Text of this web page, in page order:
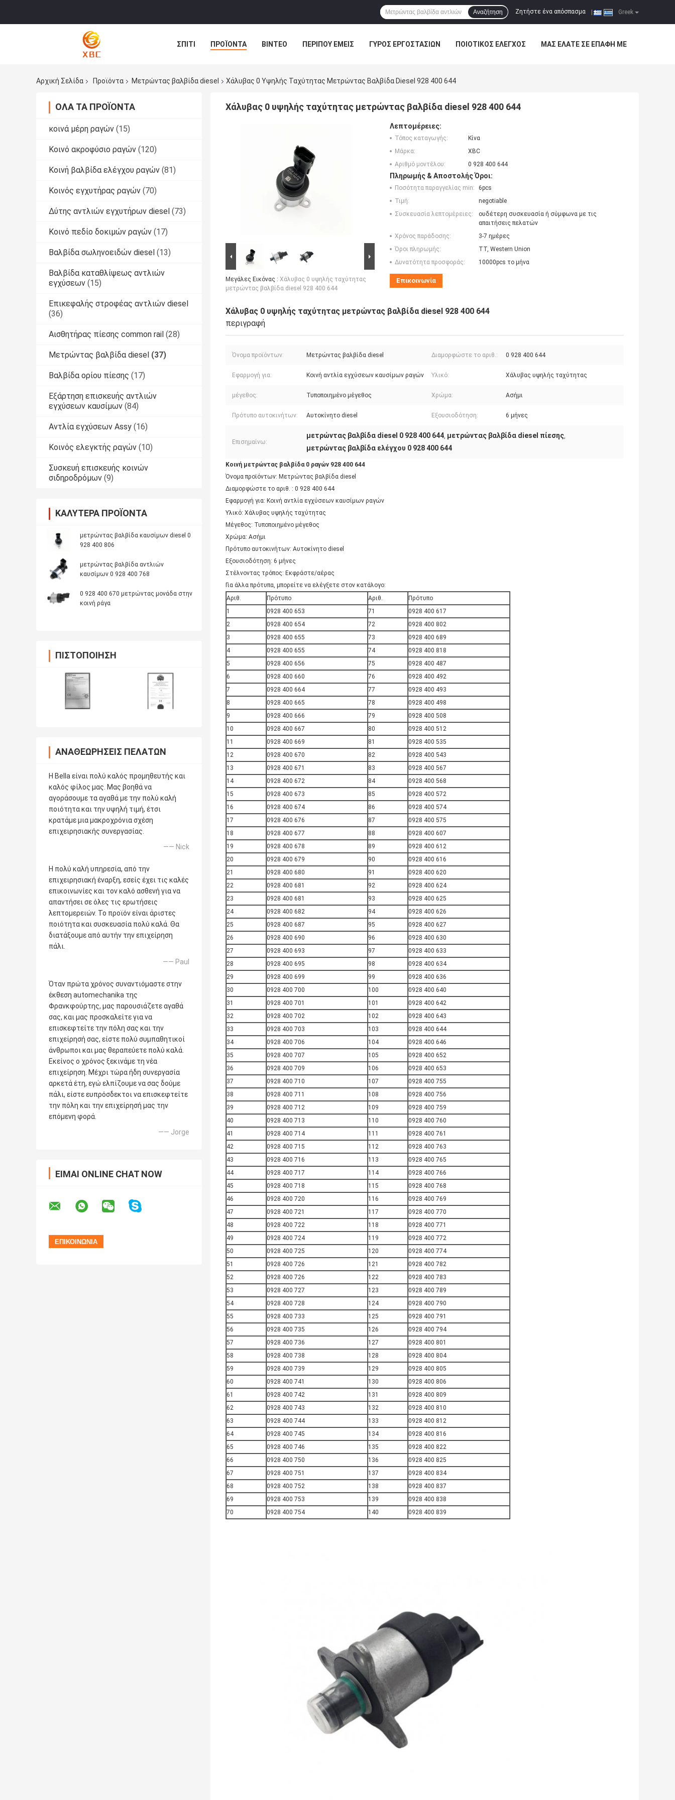
Greek
Ζητήστε ένα απόσπασμα
Αναζήτηση
ΣΠΊΤΙ ΠΡΟΪΌΝΤΑ ΒΊΝΤΕΟ ΠΕΡΊΠΟΥ ΕΜΕΊΣ ΓΎΡΟΣ ΕΡΓΟΣΤΑΣΊΩΝ ΠΟΙΟΤΙΚΌΣ ΈΛΕΓΧΟΣ ΜΑΣ ΕΛΆΤΕ ΣΕ ΕΠΑΦΉ ΜΕ
Αρχική Σελίδα
Προϊόντα Μετρώντας βαλβίδα diesel Χάλυβας 0 Υψηλής Ταχύτητας Μετρώντας Βαλβίδα Diesel 928 400 644
ΌΛΑ ΤΑ ΠΡΟΪΌΝΤΑ
κοινά μέρη ραγών (15)
Κοινό ακροφύσιο ραγών (120)
Κοινή βαλβίδα ελέγχου ραγών (81)
Κοινός εγχυτήρας ραγών (70)
Δύτης αντλιών εγχυτήρων diesel (73)
Κοινό πεδίο δοκιμών ραγών (17)
Βαλβίδα σωληνοειδών diesel (13)
Βαλβίδα καταθλίψεως αντλιών
εγχύσεων (15)
Επικεφαλής στροφέας αντλιών diesel
(36)
Αισθητήρας πίεσης common rail (28)
Μετρώντας βαλβίδα diesel (37)
Βαλβίδα ορίου πίεσης (17)
Εξάρτηση επισκευής αντλιών
εγχύσεων καυσίμων (84)
Αντλία εγχύσεων Assy (16)
Κοινός ελεγκτής ραγών (10)
Συσκευή επισκευής κοινών
σιδηροδρόμων (9)
ΚΑΛΎΤΕΡΑ ΠΡΟΪΌΝΤΑ
μετρώντας βαλβίδα καυσίμων diesel 0
928 400 806
μετρώντας βαλβίδα αντλιών
καυσίμων 0 928 400 768
0 928 400 670 μετρώντας μονάδα στην
κοινή ράγα
ΠΙΣΤΟΠΟΊΗΣΗ
ΑΝΑΘΕΩΡΉΣΕΙΣ ΠΕΛΑΤΏΝ
Η Bella είναι πολύ καλός προμηθευτής και
καλός φίλος μας. Μας βοηθά να
αγοράσουμε τα αγαθά με την πολύ καλή
ποιότητα και την υψηλή τιμή, έτσι
κρατάμε μια μακροχρόνια σχέση
επιχειρησιακής συνεργασίας.
—— Nick
Η πολύ καλή υπηρεσία, από την
επιχειρησιακή έναρξη, εσείς έχει τις καλές
επικοινωνίες και τον καλό ασθενή για να
απαντήσει σε όλες τις ερωτήσεις
λεπτομερειών. Το προϊόν είναι άριστες
ποιότητα και συσκευασία πολύ καλά. Θα
διατάξουμε από αυτήν την επιχείρηση
πάλι.
—— Paul
Όταν πρώτα χρόνος συναντιόμαστε στην
έκθεση automechanika της
Φρανκφούρτης, μας παρουσιάζετε αγαθά
σας, και μας προσκαλείτε για να
επισκεφτείτε την πόλη σας και την
επιχείρησή σας, είστε πολύ συμπαθητικοί
άνθρωποι και μας θεραπεύετε πολύ καλά.
Εκείνος ο χρόνος ξεκινάμε τη νέα
επιχείρηση. Μέχρι τώρα ήδη συνεργασία
αρκετά έτη, εγώ ελπίζουμε να σας δούμε
πάλι, είστε ευπρόσδεκτοι να επισκεφτείτε
την πόλη και την επιχείρησή μας την
επόμενη φορά.
—— Jorge
ΕΊΜΑΙ ONLINE CHAT NOW
Χάλυβας 0 υψηλής ταχύτητας μετρώντας βαλβίδα diesel 928 400 644
Μεγάλες Εικόνας : Χάλυβας 0 υψηλής ταχύτητας
μετρώντας βαλβίδα diesel 928 400 644
Λεπτομέρειες:
Τόπος καταγωγής:
Κίνα
Μάρκα:
XBC
Αριθμό μοντέλου:
0 928 400 644
Πληρωμής & Αποστολής Όροι:
Ποσότητα παραγγελίας min:
6pcs
Τιμή:
negotiable
Συσκευασία λεπτομέρειες:
ουδέτερη συσκευασία ή σύμφωνα με τις
απαιτήσεις πελατών
Χρόνος παράδοσης:
3-7 ημέρες
Όροι πληρωμής:
TT, Western Union
Δυνατότητα προσφοράς:
10000pcs το μήνα
Επικοινωνία
Χάλυβας 0 υψηλής ταχύτητας μετρώντας βαλβίδα diesel 928 400 644
περιγραφή
Όνομα προϊόντων: Μετρώντας βαλβίδα diesel Διαμορφώστε το αριθ.: 0 928 400 644
Εφαρμογή για: Κοινή αντλία εγχύσεων καυσίμων ραγών Υλικό: Χάλυβας υψηλής ταχύτητας
μέγεθος: Τυποποιημένο μέγεθος Χρώμα: Ασήμι
Πρότυπο αυτοκινήτων: Αυτοκίνητο diesel Εξουσιοδότηση: 6 μήνες
Επισημαίνω:
μετρώντας βαλβίδα diesel 0 928 400 644, μετρώντας βαλβίδα diesel πίεσης,
μετρώντας βαλβίδα ελέγχου 0 928 400 644
Κοινή μετρώντας βαλβίδα 0 ραγών 928 400 644
Όνομα προϊόντων: Μετρώντας βαλβίδα diesel
Διαμορφώστε το αριθ. : 0 928 400 644
Εφαρμογή για: Κοινή αντλία εγχύσεων καυσίμων ραγών
Υλικό: Χάλυβας υψηλής ταχύτητας
Μέγεθος: Τυποποιημένο μέγεθος
Χρώμα: Ασήμι
Πρότυπο αυτοκινήτων: Αυτοκίνητο diesel
Εξουσιοδότηση: 6 μήνες
Στέλνοντας τρόπος: Εκφράστε/αέρας
Για άλλα πρότυπα, μπορείτε να ελέγξετε στον κατάλογο:
Αριθ.
Πρότυπο Αριθ.
Πρότυπο
1
0928 400 653 71
0928 400 617
2
0928 400 654 72
0928 400 802
3
0928 400 655 73
0928 400 689
4
0928 400 655 74
0928 400 818
5
0928 400 656 75
0928 400 487
6
0928 400 660 76
0928 400 492
7
0928 400 664 77
0928 400 493
8
0928 400 665 78
0928 400 498
9
0928 400 666 79
0928 400 508
10
0928 400 667 80
0928 400 512
11
0928 400 669 81
0928 400 535
12
0928 400 670 82
0928 400 543
13
0928 400 671 83
0928 400 567
14
0928 400 672 84
0928 400 568
15
0928 400 673 85
0928 400 572
16
0928 400 674 86
0928 400 574
17
0928 400 676 87
0928 400 575
18
0928 400 677 88
0928 400 607
19
0928 400 678 89
0928 400 612
20
0928 400 679 90
0928 400 616
21
0928 400 680 91
0928 400 620
22
0928 400 681 92
0928 400 624
23
0928 400 681 93
0928 400 625
24
0928 400 682 94
0928 400 626
25
0928 400 687 95
0928 400 627
26
0928 400 690 96
0928 400 630
27
0928 400 693 97
0928 400 633
28
0928 400 695 98
0928 400 634
29
0928 400 699 99
0928 400 636
30
0928 400 700 100
0928 400 640
31
0928 400 701 101
0928 400 642
32
0928 400 702 102
0928 400 643
33
0928 400 703 103
0928 400 644
34
0928 400 706 104
0928 400 646
35
0928 400 707 105
0928 400 652
36
0928 400 709 106
0928 400 653
37
0928 400 710 107
0928 400 755
38
0928 400 711 108
0928 400 756
39
0928 400 712 109
0928 400 759
40
0928 400 713 110
0928 400 760
41
0928 400 714 111
0928 400 761
42
0928 400 715 112
0928 400 763
43
0928 400 716 113
0928 400 765
44
0928 400 717 114
0928 400 766
45
0928 400 718 115
0928 400 768
46
0928 400 720 116
0928 400 769
47
0928 400 721 117
0928 400 770
48
0928 400 722 118
0928 400 771
49
0928 400 724 119
0928 400 772
50
0928 400 725 120
0928 400 774
51
0928 400 726 121
0928 400 782
52
0928 400 726 122
0928 400 783
53
0928 400 727 123
0928 400 789
54
0928 400 728 124
0928 400 790
55
0928 400 733 125
0928 400 791
56
0928 400 735 126
0928 400 794
57
0928 400 736 127
0928 400 801
58
0928 400 738 128
0928 400 804
59
0928 400 739 129
0928 400 805
60
0928 400 741 130
0928 400 806
61
0928 400 742 131
0928 400 809
62
0928 400 743 132
0928 400 810
63
0928 400 744 133
0928 400 812
64
0928 400 745 134
0928 400 816
65
0928 400 746 135
0928 400 822
66
0928 400 750 136
0928 400 825
67
0928 400 751 137
0928 400 834
68
0928 400 752 138
0928 400 837
69
0928 400 753 139
0928 400 838
70
0928 400 754 140 0928 400 839